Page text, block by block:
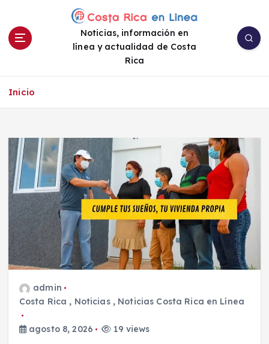
Noticias, información en
línea y actualidad de Costa
Rica
Inicio
admin
Costa Rica , Noticias, Noticias Costa Rica en Línea
agosto 8, 2026 19 views